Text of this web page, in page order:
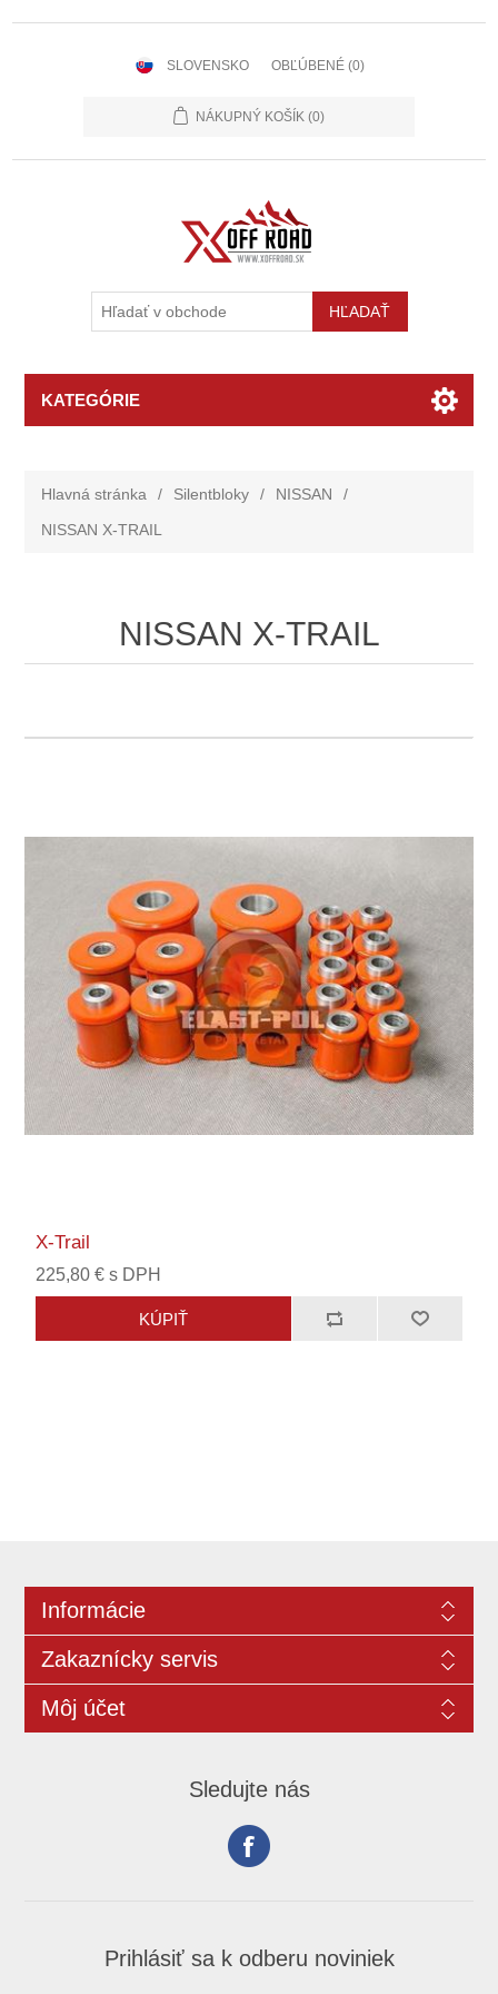
SLOVENSKO OBĽÚBENÉ (0)
NÁKUPNÝ KOŠÍK (0)
KATEGÓRIE
Hlavná stránka / Silentbloky / NISSAN
/
NISSAN X-TRAIL
NISSAN X-TRAIL
X-Trail
225,80 € s DPH
Informácie
Zakaznícky servis
Môj účet
Sledujte nás
Prihlásiť sa k odberu noviniek